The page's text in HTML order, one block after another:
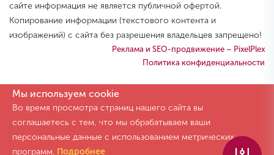
сайте информация не является публичной офертой.
Копирование информации (текстового контента и
изображений) с сайта без разрешения владельцев запрещено!
Реклама и SEO-продвижение – PixelPlex
Политика конфиденциальности
Мы используем cookie
Во время просмотра страниц нашего сайта вы
соглашаетесь с тем, что мы обрабатываем ваши
персональные данные с использованием метрических
программ. Подробнее